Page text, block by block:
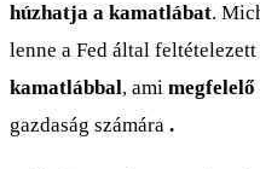
húzhatja a kamatlábat.
lenne a Fed által feltételezett
kamatlábbal, ami
gazdaság számára .